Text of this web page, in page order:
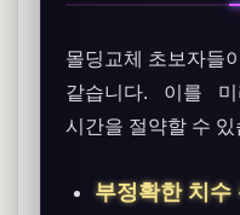
몰딩교체 초보자들
같습니다. 이를
시간을 절약할 수 있
부정확한 치수